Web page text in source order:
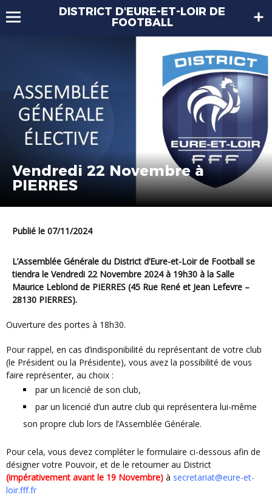
DISTRICT D'EURE-ET-LOIR DE
FOOTBALL
Vendredi 22 Novembre à
PIERRES
Publié le 07/11/2024
L’Assemblée Générale du District d’Eure-et-Loir de Football se
tiendra le Vendredi 22 Novembre 2024 à 19h30 à la Salle
Maurice Leblond de PIERRES (45 Rue René et Jean Lefevre –
28130 PIERRES).
Ouverture des portes à 18h30.
Pour rappel, en cas d’indisponibilité du représentant de votre club
(le Président ou la Présidente), vous avez la possibilité de vous
faire représenter, au choix :
par un licencié de son club,
par un licencié d’un autre club qui représentera lui-même
son propre club lors de l’Assemblée Générale.
Pour cela, vous devez compléter le formulaire ci-dessous afin de
désigner votre Pouvoir, et de le retourner au District
(impérativement avant le 19 Novembre) à secretariat@eure-et-
loir.fff.fr